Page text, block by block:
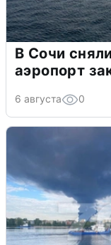
В Сочи
аэропорт
6 августа 0